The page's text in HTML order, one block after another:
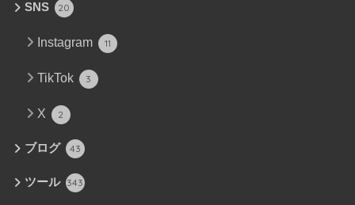
SNS 20
Instagram 11
TikTok 3
X 2
ブログ 43
ツール 343